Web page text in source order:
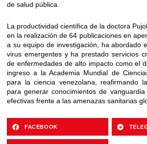
de salud pública.
La productividad científica de la doctora
en la realización de 64 publicaciones en
a su equipo de investigación, ha abordado
virus emergentes y ha prestado servicios
de enfermedades de alto impacto como el
ingreso a la Academia Mundial de
para la ciencia venezolana, reafirmando
para generar conocimientos de
efectivas frente a las amenazas sanitarias
FACEBOOK